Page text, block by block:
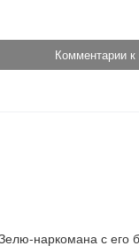
Комментарии
наркомана с его